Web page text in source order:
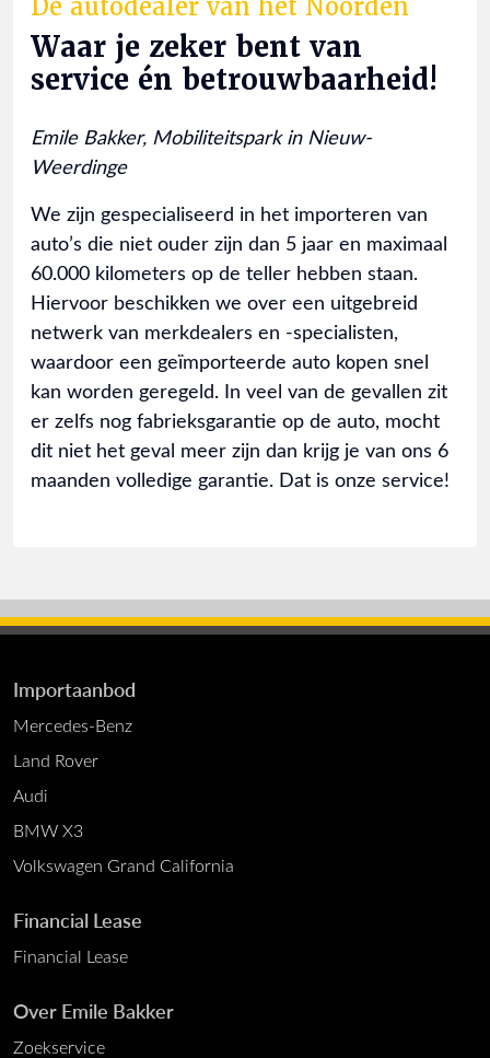
Dé autodealer van het Noorden
Waar je zeker bent van
service én betrouwbaarheid!
Emile Bakker, Mobiliteitspark in Nieuw-
Weerdinge
We zijn gespecialiseerd in het importeren van
auto’s die niet ouder zijn dan 5 jaar en maximaal
60.000 kilometers op de teller hebben staan.
Hiervoor beschikken we over een uitgebreid
netwerk van merkdealers en -specialisten,
waardoor een geïmporteerde auto kopen snel
kan worden geregeld. In veel van de gevallen zit
er zelfs nog fabrieksgarantie op de auto, mocht
dit niet het geval meer zijn dan krijg je van ons 6
maanden volledige garantie. Dat is onze service!
Importaanbod
Mercedes-Benz
Land Rover
Audi
BMW X3
Volkswagen Grand California
Financial Lease
Financial Lease
Over Emile Bakker
Zoekservice